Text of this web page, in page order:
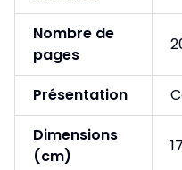
Nombre de
pages
Présentation
Dimensions
(cm)